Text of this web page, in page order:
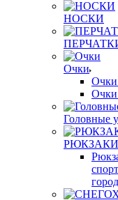
НОСКИ
Очки
Очки
Очки
Головные